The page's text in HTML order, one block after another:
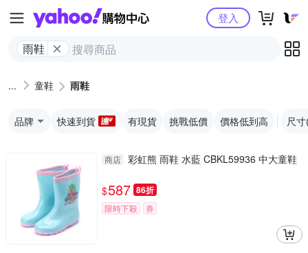
Yahoo購物中心
雨鞋
登入
童鞋 雨鞋
品牌 快速到貨 有現貨 挑戰低價 價格低到高 尺
商店 彩虹熊 雨鞋 水藍 CBKL59936 中大童鞋
$587 86折
限時下殺 券